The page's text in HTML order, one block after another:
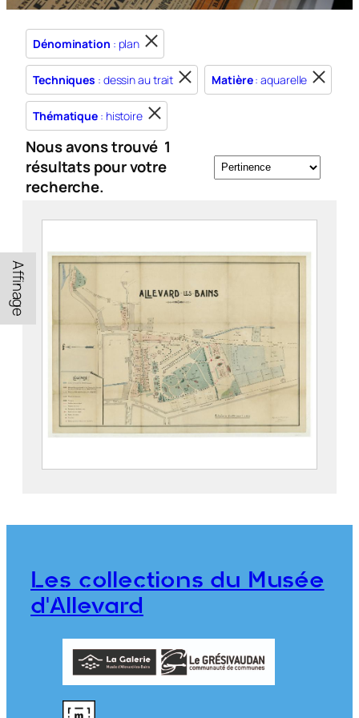
Dénomination : plan
Techniques : dessin au trait Matière: aquarelle
Thématique : histoire
Nous avons trouvé 1
résultats pour votre
recherche.
Affinage
Parc thermal d’Allevard
Les collections du Musée
d'Allevard